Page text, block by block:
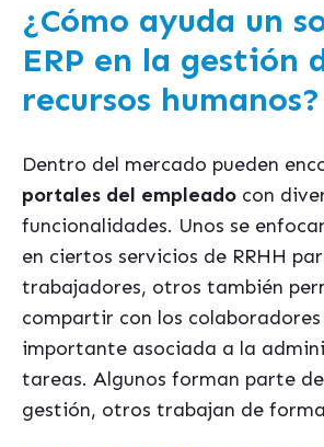
¿Cómo ayuda un
ERP en la gestión
recursos humanos?
Dentro del mercado pueden
portales del empleado con
funcionalidades. Unos se
en ciertos servicios de RRHH
trabajadores, otros también
compartir con los
importante asociada a la
tareas. Algunos forman parte
gestión, otros trabajan de